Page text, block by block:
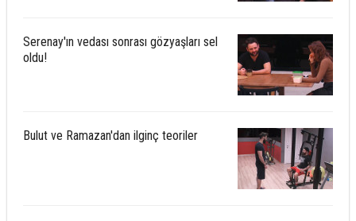
Serenay'ın vedası sonrası gözyaşları sel
oldu!
Bulut ve Ramazan'dan ilginç teoriler